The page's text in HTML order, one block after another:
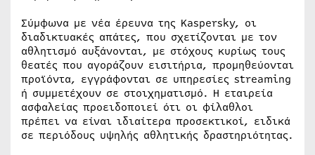
Σύμφωνα με νέα έρευνα της Kaspersky, οι
διαδικτυακές απάτες, που σχετίζονται με τον
αθλητισμό αυξάνονται, με στόχους κυρίως τους
θεατές που αγοράζουν εισιτήρια, προμηθεύονται
προϊόντα, εγγράφονται σε υπηρεσίες streaming
ή συμμετέχουν σε στοιχηματισμό. Η εταιρεία
ασφαλείας προειδοποιεί ότι οι φίλαθλοι
πρέπει να είναι ιδιαίτερα προσεκτικοί, ειδικά
σε περιόδους υψηλής αθλητικής δραστηριότητας.